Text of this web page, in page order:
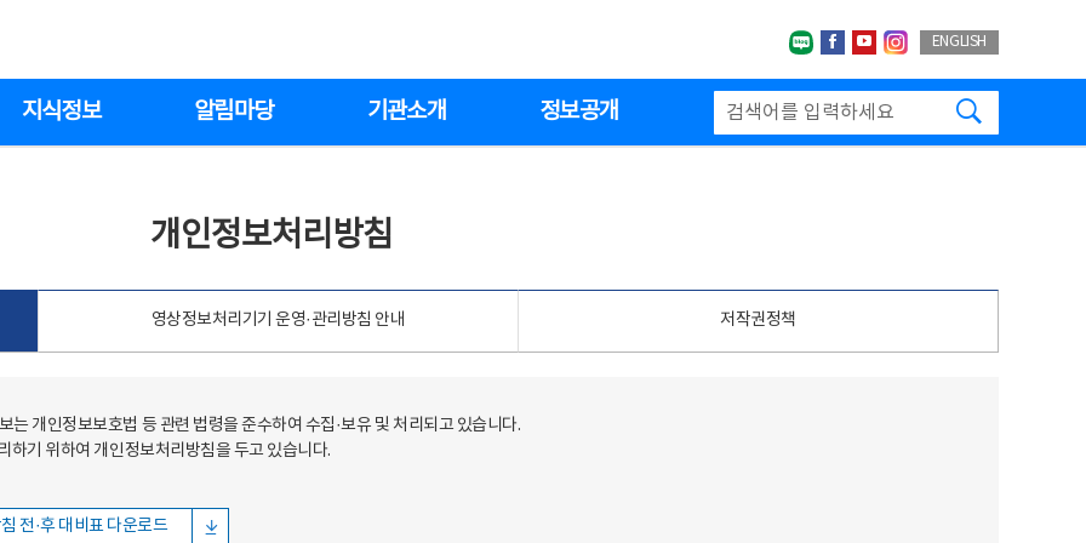
네이버블로그
페이스북
유투브인스타그랩
ENGLISH
지식정보 알림마당 기관소개 정보공개
개인정보처리방침
영상정보처리기기 운영·관리방침 안내 저작권정책
개인정보보호법 등 관련 법령을 준수하여 수집·보유 및 처리되고 있습니다.
하기 위하여 개인정보처리방침을 두고 있습니다.
전·후 대비표 다운로드